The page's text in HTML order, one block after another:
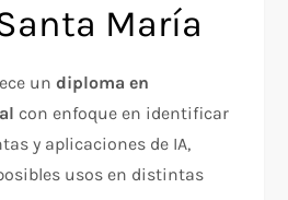
María
undiploma en
con enfoque en identificar
y aplicaciones de IA,
usos en distintas